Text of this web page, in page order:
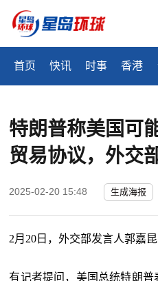
首页 快讯 时事 香港
特朗普称美国可
贸易协议，外交
2025-02-20 15:48 生成海报
2月20日，外交部发言人郭嘉
有记者提问，美国总统特朗